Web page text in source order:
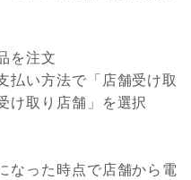
を注文
払い方法で「店舗受け取
け取り店舗」を選択
なった時点で店舗から電